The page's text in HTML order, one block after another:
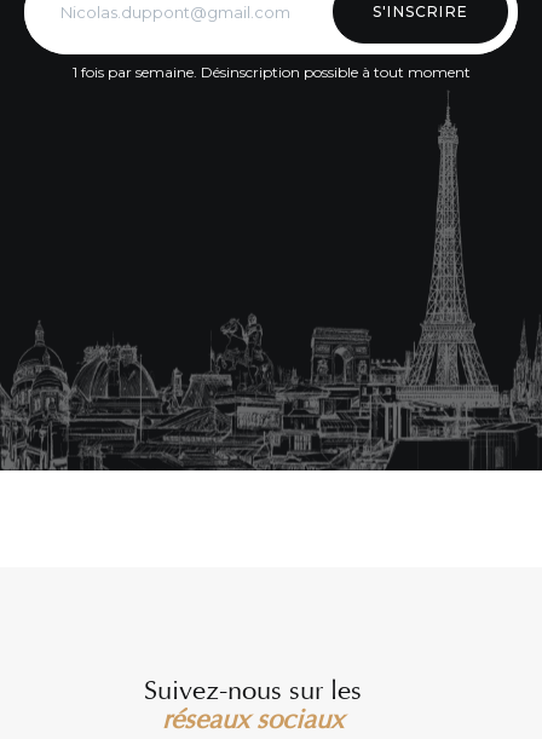
S'INSCRIRE
1 fois par semaine. Désinscription possible à tout moment
Suivez-nous sur les
réseaux sociaux